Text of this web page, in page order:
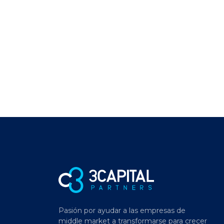
Pasión por ayudar a las empresas de
middle market a transformarse para crecer